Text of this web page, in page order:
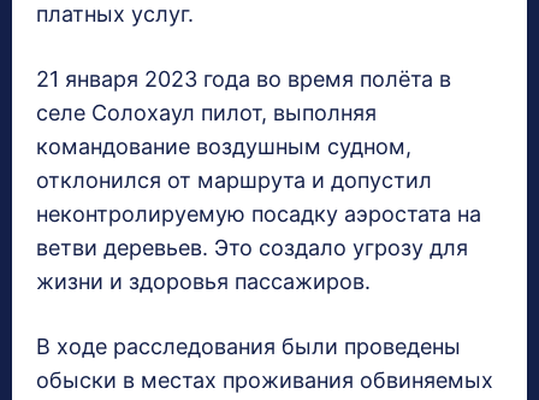
платных услуг.
21 января 2023 года во время полёта в
селе Солохаул пилот, выполняя
командование воздушным судном,
отклонился от маршрута и допустил
неконтролируемую посадку аэростата на
ветви деревьев. Это создало угрозу для
жизни и здоровья пассажиров.
В ходе расследования были проведены
обыски в местах проживания обвиняемых